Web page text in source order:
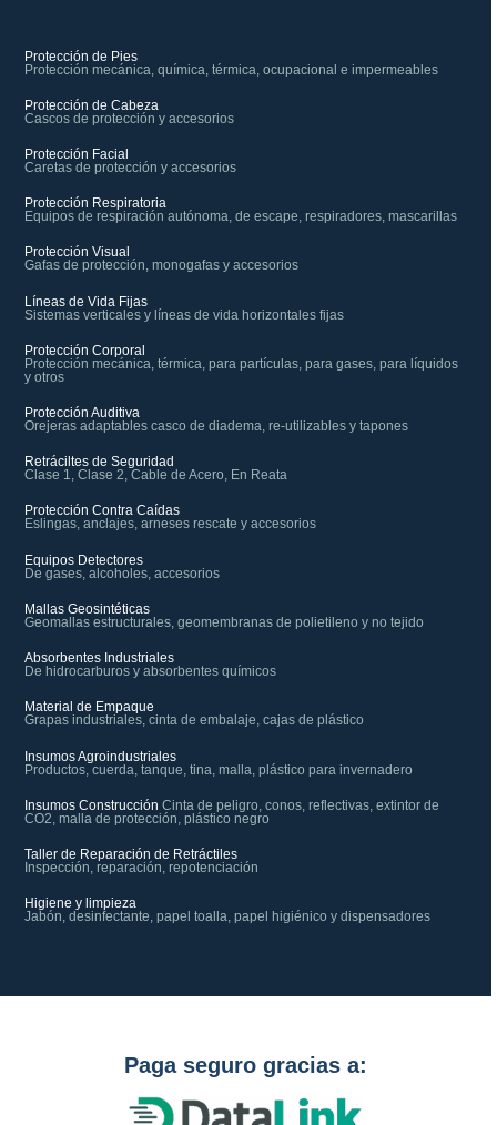
Protección de Pies
Protección mecánica, química, térmica, ocupacional e impermeables
Protección de Cabeza
Cascos de protección y accesorios
Protección Facial
Caretas de protección y accesorios
Protección Respiratoria
Equipos de respiración autónoma, de escape, respiradores, mascarillas
Protección Visual
Gafas de protección, monogafas y accesorios
Líneas de Vida Fijas
Sistemas verticales y líneas de vida horizontales fijas
Protección Corporal
Protección mecánica, térmica, para partículas, para gases, para líquidos
y otros
Protección Auditiva
Orejeras adaptables casco de diadema, re-utilizables y tapones
Retráciltes de Seguridad
Clase 1, Clase 2, Cable de Acero, En Reata
Protección Contra Caídas
Eslingas, anclajes, arneses rescate y accesorios
Equipos Detectores
De gases, alcoholes, accesorios
Mallas Geosintéticas
Geomallas estructurales, geomembranas de polietileno y no tejido
Absorbentes Industriales
De hidrocarburos y absorbentes químicos
Material de Empaque
Grapas industriales, cinta de embalaje, cajas de plástico
Insumos Agroindustriales
Productos, cuerda, tanque, tina, malla, plástico para invernadero
Insumos Construcción Cinta de peligro, conos, reflectivas, extintor de
CO2, malla de protección, plástico negro
Taller de Reparación de Retráctiles
Inspección, reparación, repotenciación
Higiene y limpieza
Jabón, desinfectante, papel toalla, papel higiénico y dispensadores
Paga seguro gracias a: